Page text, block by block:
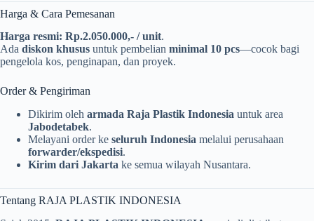
Harga & Cara Pemesanan
Harga resmi: Rp.2.050.000,- / unit.
Ada diskon khusus untuk pembelian minimal 10 pcs—cocok bagi
pengelola kos, penginapan, dan proyek.
Order & Pengiriman
Dikirim oleh armada Raja Plastik Indonesia untuk area
Jabodetabek.
Melayani order ke seluruh Indonesia melalui perusahaan
forwarder/ekspedisi.
Kirim dari Jakarta ke semua wilayah Nusantara.
Tentang RAJA PLASTIK INDONESIA